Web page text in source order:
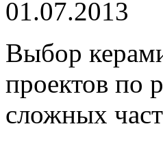
01.07.2013
Выбор
проектов по
сложных